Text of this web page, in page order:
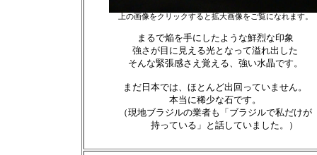
上の画像をクリックすると拡大画像をご覧になれます。
まるで焔を手にしたような鮮烈な印象
強さが目に見える光となって溢れ出した
そんな緊張感さえ覚える、強い水晶です。
まだ日本では、ほとんど出回っていません。
本当に稀少な石です。
（現地ブラジルの業者も「ブラジルで私だけが
持っている」と話していました。）